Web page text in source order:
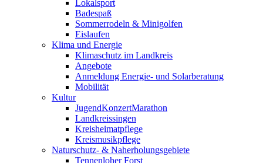
Lokalsport
Badespaß
Sommerrodeln & Minigolfen
Eislaufen
Klima und Energie
Klimaschutz im Landkreis
Angebote
Anmeldung Energie- und Solarberatung
Mobilität
Kultur
JugendKonzertMarathon
Landkreissingen
Kreisheimatpflege
Kreismusikpflege
Naturschutz- & Naherholungsgebiete
Tennenloher Forst